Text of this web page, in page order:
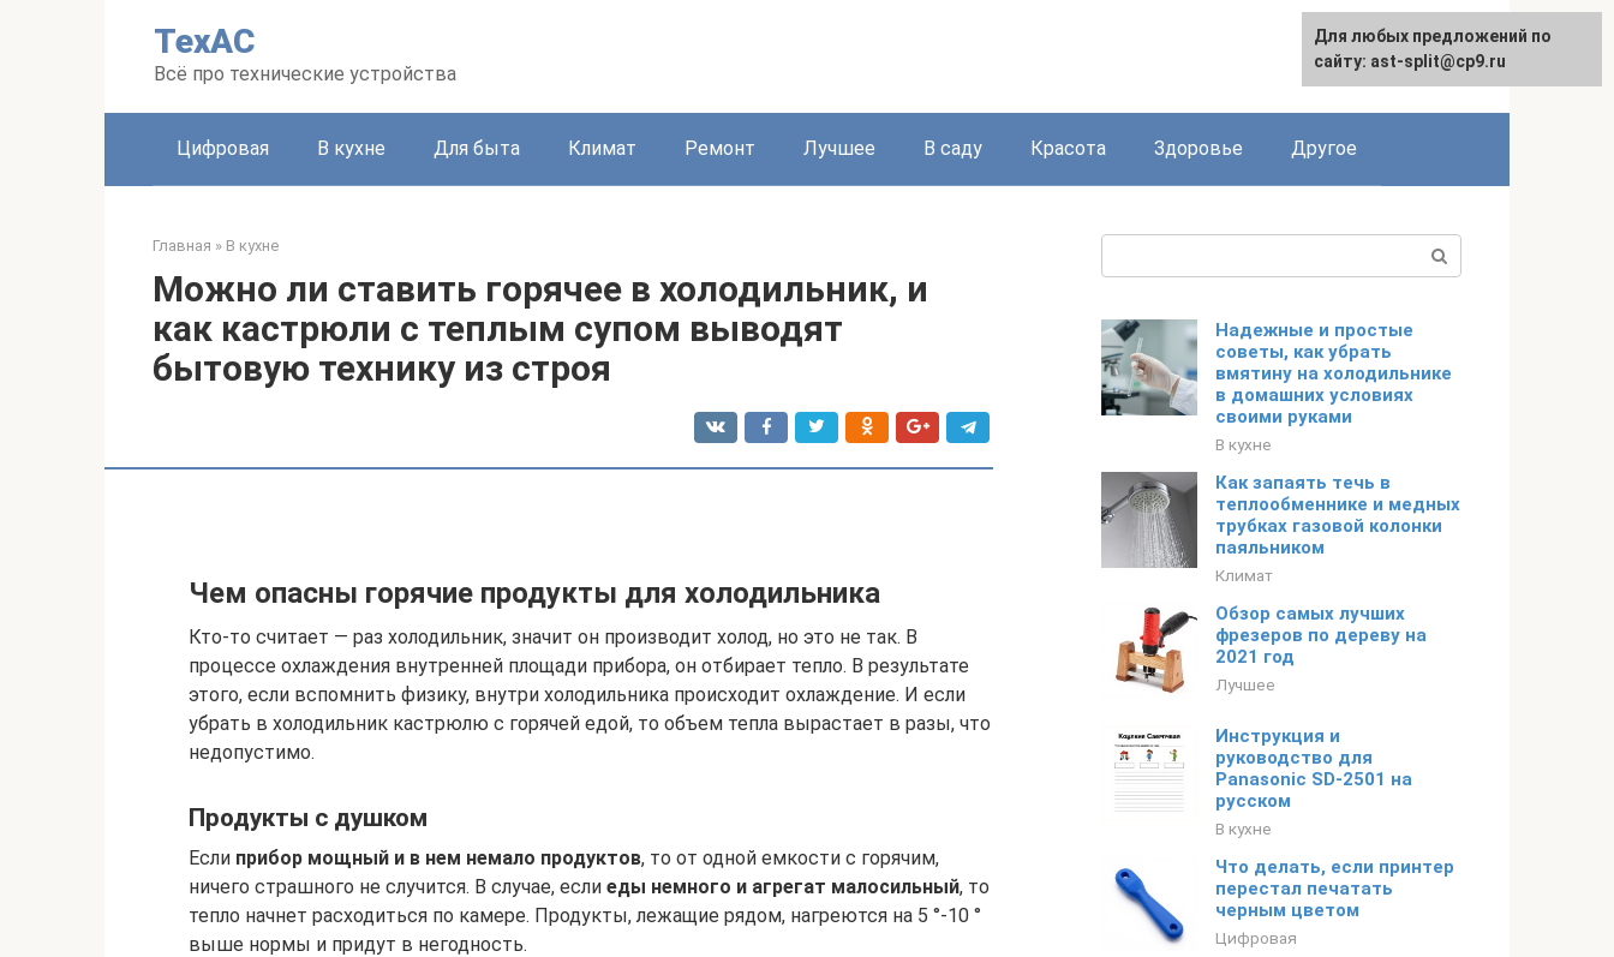
ТехАС
Всё про технические устройства
English
Цифровая В кухне Для быта Климат Ремонт Лучшее В саду Красота Здоровье Другое
Главная » В кухне
Можно ли ставить горячее в холодильник, и
как кастрюли с теплым супом выводят
бытовую технику из строя
Чем опасны горячие продукты для холодильника
Кто-то считает — раз холодильник, значит он производит холод, но это не так. В
процессе охлаждения внутренней площади прибора, он отбирает тепло. В результате
этого, если вспомнить физику, внутри холодильника происходит охлаждение. И если
убрать в холодильник кастрюлю с горячей едой, то объем тепла вырастает в разы, что
недопустимо.
Продукты с душком
Если прибор мощный и в нем немало продуктов, то от одной емкости с горячим,
ничего страшного не случится. В случае, если еды немного и агрегат малосильный, то
тепло начнет расходиться по камере. Продукты, лежащие рядом, нагреются на 5 °-10 °
выше нормы и придут в негодность.
Надежные и простые
советы, как убрать
вмятину на холодильнике
в домашних условиях
своими руками
В кухне
Как запаять течь в
теплообменнике и медных
трубках газовой колонки
паяльником
Климат
Обзор самых лучших
фрезеров по дереву на
2021 год
Лучшее
Инструкция и
руководство для
Panasonic SD-2501 на
русском
В кухне
Что делать, если принтер
перестал печатать
черным цветом
Цифровая
Для любых предложений по
сайту: ast-split@cp9.ru